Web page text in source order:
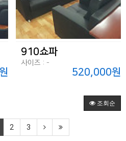
910쇼파
사이즈 : -
520,000원
조회순
2 3